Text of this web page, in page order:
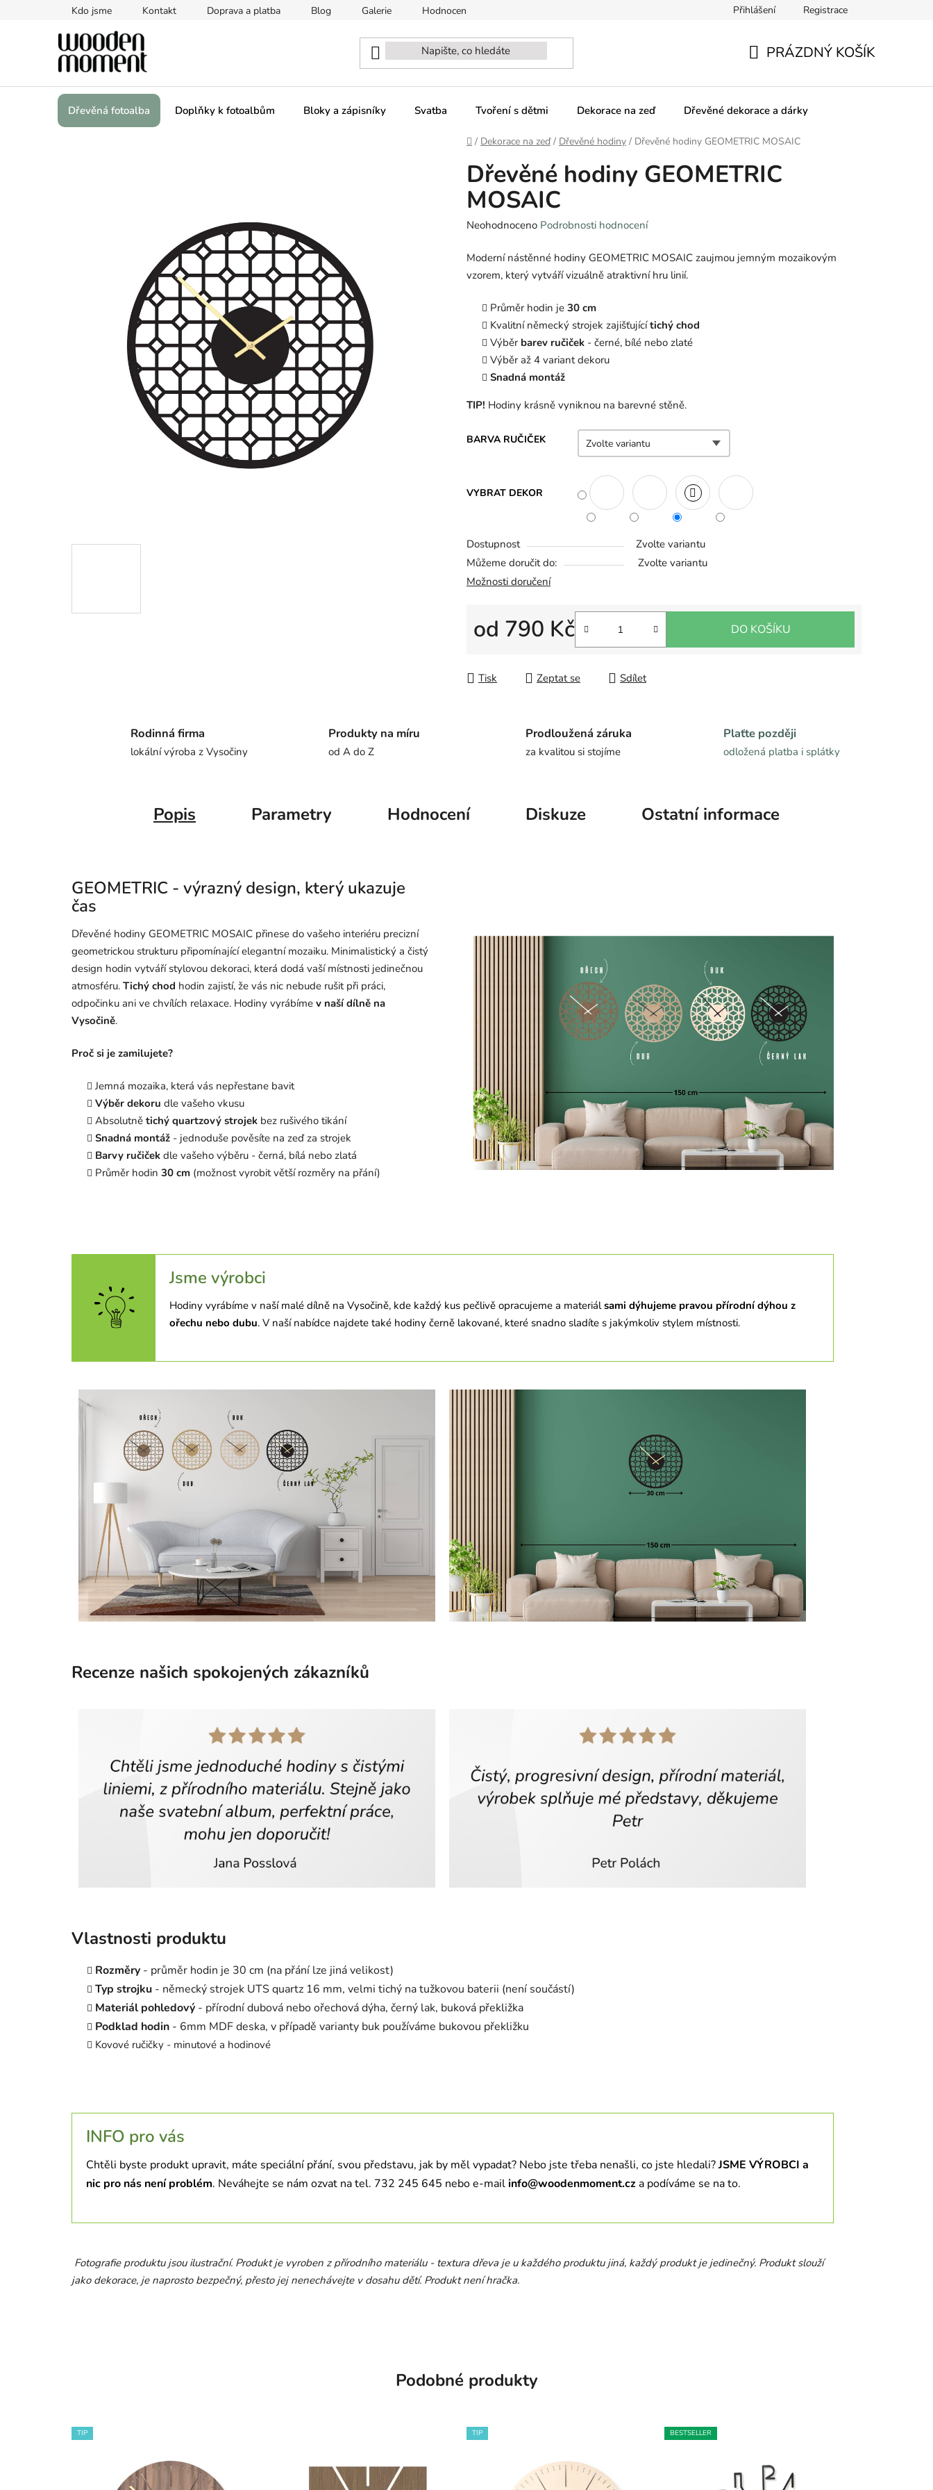
Kdo jsme Kontakt Doprava a platba Blog Galerie Hodnocení obchodu SPOLUpracujte s námi! Obchodní podmínky
Přihlášení Registrace
KOŠÍK
PRÁZDNÝ KOŠÍK
Dřevěná fotoalba Doplňky k fotoalbům Bloky a zápisníky Svatba Tvoření s dětmi Dekorace na zeď Dřevěné dekorace a dárky
Domů
/ Dekorace na zeď / Dřevěné hodiny / Dřevěné hodiny GEOMETRIC MOSAIC
Dřevěné hodiny GEOMETRIC
MOSAIC
Průměrné
produktu
je
hvězdiček.
Neohodnoceno Podrobnosti hodnocení
Moderní nástěnné hodiny GEOMETRIC MOSAIC zaujmou jemným mozaikovým
vzorem, který vytváří vizuálně atraktivní hru linií.
Průměr hodin je 30 cm
Kvalitní německý strojek zajišťujícítichý chod
Výběr barev ručiček - černé, bílé nebo zlaté
Výběr až 4 variant dekoru
Snadná montáž
TIP! Hodiny krásně vyniknou na barevné stěně.
BARVA RUČIČEK
VYBRAT DEKOR
Dostupnost
Zvolte variantu
Můžeme doručit do:
Zvolte variantu
Možnosti doručení
od 790 Kč DO KOŠÍKU
Tisk Zeptat se Sdílet
Rodinná firma
lokální výroba z Vysočiny
Produkty na míru
od A do Z
Prodloužená záruka
za kvalitou si stojíme
Plaťte později
odložená platba i splátky
Popis Parametry Hodnocení Diskuze Ostatní informace
GEOMETRIC - výrazný design, který ukazuje
čas
Dřevěné hodiny GEOMETRIC MOSAIC přinese do vašeho interiéru precizní
geometrickou strukturu připomínající elegantní mozaiku. Minimalistický a čistý
design hodin vytváří stylovou dekoraci, která dodá vaší místnosti jedinečnou
atmosféru. Tichý chod hodin zajistí, že vás nic nebude rušit při práci,
odpočinku ani ve chvílích relaxace. Hodiny vyrábíme v naší dílně na
Vysočině.
Proč si je zamilujete?
Jemná mozaika, která vás nepřestane bavit
Výběr dekoru dle vašeho vkusu
Absolutně tichý quartzový strojek bez rušivého tikání
Snadná montáž - jednoduše pověsíte na zeď za strojek
Barvy ručiček dle vašeho výběru - černá, bílá nebo zlatá
Průměr hodin 30 cm (možnost vyrobit větší rozměry na přání)
Jsme výrobci
Hodiny vyrábíme v naší malé dílně na Vysočině, kde každý kus pečlivě opracujeme a materiálsami dýhujeme pravou přírodní dýhou z
ořechu nebo dubu. V naší nabídce najdete také hodiny černě lakované, které snadno sladíte s jakýmkoliv stylem místnosti.
Recenze našich spokojených zákazníků
Vlastnosti produktu
Rozměry - průměr hodin je 30 cm (na přání lze jiná velikost)
Typ strojku - německý strojek UTS quartz 16 mm, velmi tichý na tužkovou baterii (není součástí)
Materiál pohledový - přírodní dubová nebo ořechová dýha, černý lak, buková překližka
Podklad hodin - 6mm MDF deska, v případě varianty buk používáme bukovou překližku
Kovové ručičky - minutové a hodinové
INFO pro vás
Chtěli byste produkt upravit, máte speciální přání, svou představu, jak by měl vypadat? Nebo jste třeba nenašli, co jste hledali?JSME VÝROBCI a
nic pro nás není problém. Neváhejte se nám ozvat na tel. 732 245 645 nebo e-mailinfo@woodenmoment.cza podíváme se na to.
Fotografie produktu jsou ilustrační. Produkt je vyroben z přírodního materiálu - textura dřeva je u každého produktu jiná, každý produkt je jedinečný. Produkt slouží
jako dekorace, je naprosto bezpečný, přesto jej nenechávejte v dosahu dětí. Produkt není hračka.
Podobné produkty
TIP TIP BESTSELLER